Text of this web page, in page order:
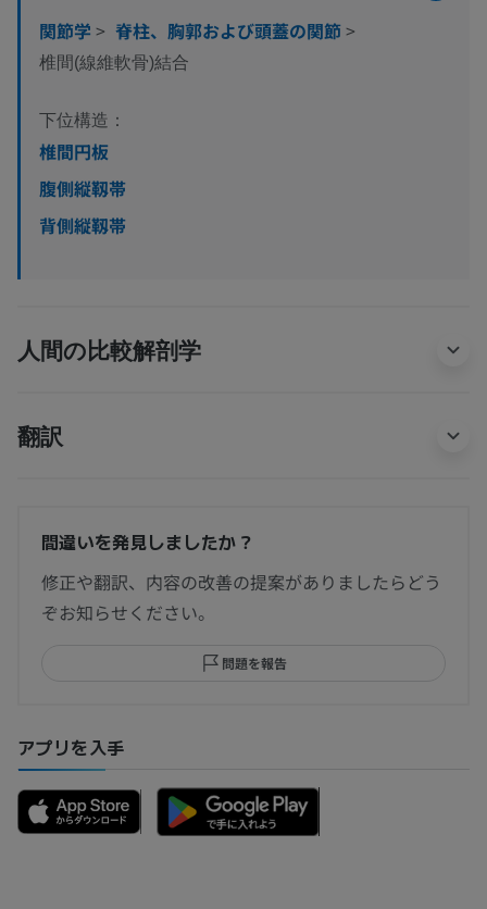
関節学 > 脊柱、胸郭および頭蓋の関節>
椎間(線維軟骨)結合
下位構造：
椎間円板
腹側縦靱帯
背側縦靱帯
人間の比較解剖学
翻訳
間違いを発見しましたか？
修正や翻訳、内容の改善の提案がありましたらどう
ぞお知らせください。
問題を報告
アプリを入手